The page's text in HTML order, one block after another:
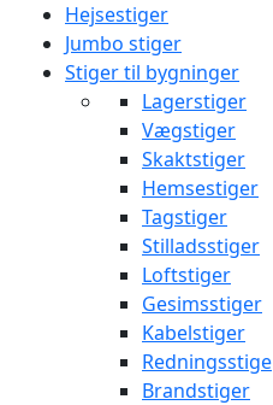
Hejsestiger
Jumbo stiger
Stiger til bygninger
Lagerstiger
Vægstiger
Skaktstiger
Hemsestiger
Tagstiger
Stilladsstiger
Loftstiger
Gesimsstiger
Kabelstiger
Redningsstige
Brandstiger